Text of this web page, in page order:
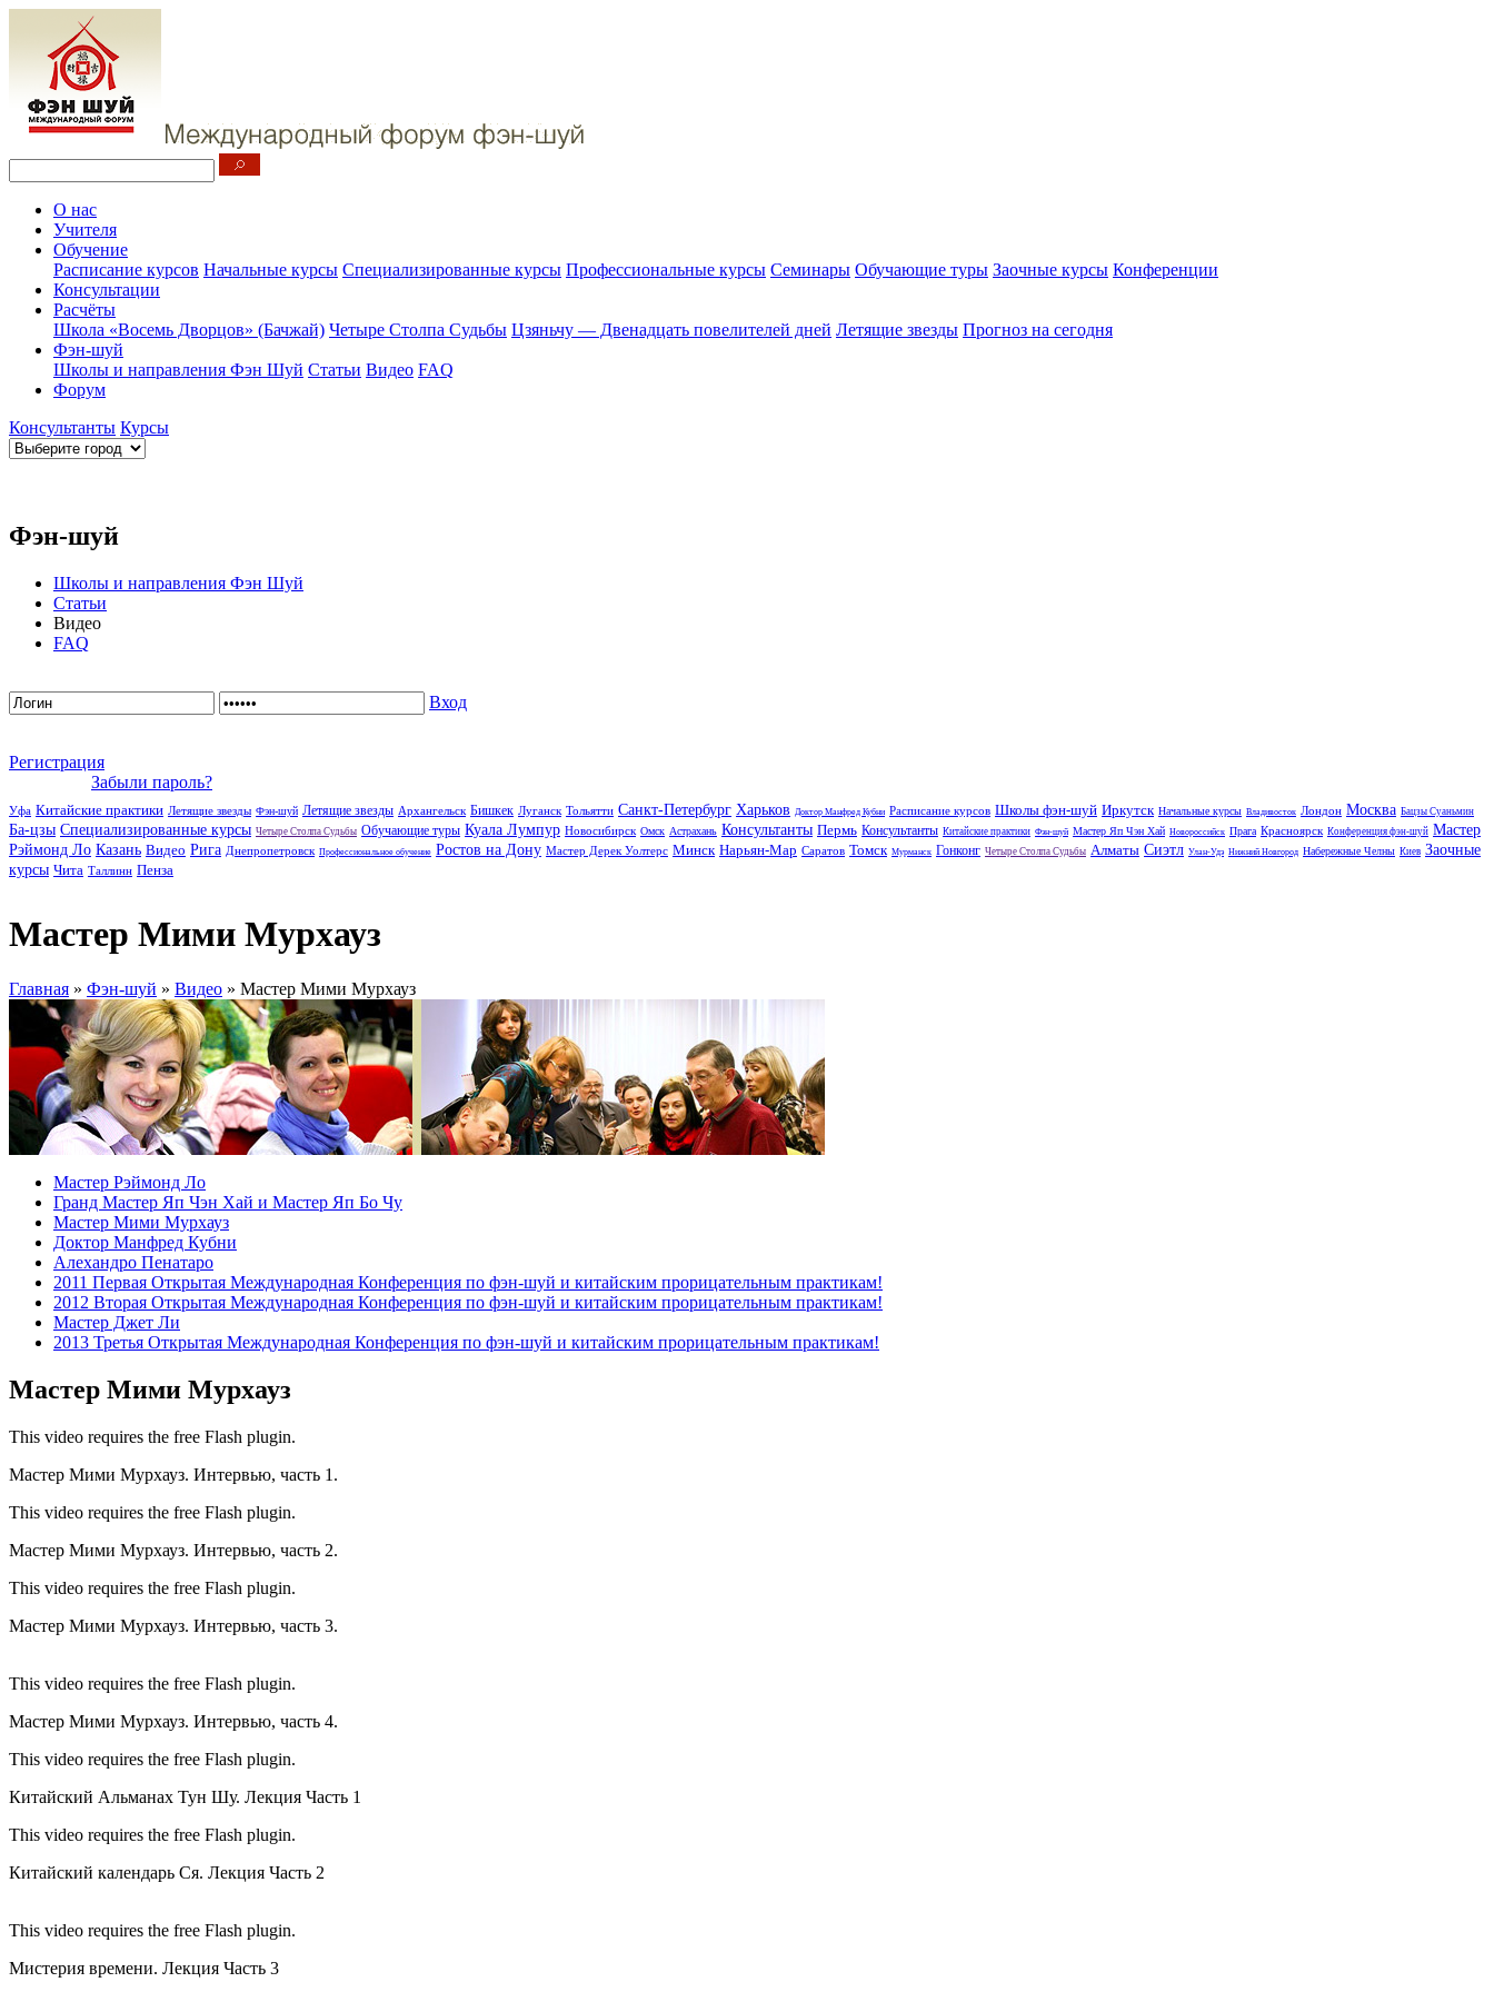
О нас
Учителя
Обучение
Расписание курсов Начальные курсы Специализированные курсы Профессиональные курсы Семинары Обучающие туры Заочные курсы Конференции
Консультации
Расчёты
Школа «Восемь Дворцов» (Бачжай) Четыре Столпа Судьбы Цзяньчу — Двенадцать повелителей дней Летящие звезды Прогноз на сегодня
Фэн-шуй
Школы и направления Фэн Шуй Статьи Видео FAQ
Форум
Консультанты Курсы
Фэн-шуй
Школы и направления Фэн Шуй
Статьи
Видео
FAQ
Вход
Регистрация
Забыли пароль?
Уфа Китайские практики Летящие звезды Фэн-шуй Летящие звезды Архангельск Бишкек Луганск Тольятти Санкт-Петербург Харьков Доктор Манфред Кубни Расписание курсов Школы фэн-шуй Иркутск Начальные курсы Владивосток Лондон Москва Бацзы Суаньмин
Ба-цзы Специализированные курсы Четыре Столпа Судьбы Обучающие туры Куала Лумпур Новосибирск Омск Астрахань Консультанты Пермь Консультанты Китайские практики Фэн-шуй Мастер Яп Чэн Хай Новороссийск Прага Красноярск Конференция фэн-шуй Мастер
Рэймонд Ло Казань Видео Рига Днепропетровск Профессиональное обучение Ростов на Дону Мастер Дерек Уолтерс Минск Нарьян-Мар Саратов Томск Мурманск Гонконг Четыре Столпа Судьбы Алматы Сиэтл Улан-Удэ Нижний Новгород Набережные Челны Киев Заочные
курсы Чита Таллинн Пенза
Мастер Мими Мурхауз
Главная » Фэн-шуй » Видео » Мастер Мими Мурхауз
Мастер Рэймонд Ло
Гранд Мастер Яп Чэн Хай и Мастер Яп Бо Чу
Мастер Мими Мурхауз
Доктор Манфред Кубни
Алехандро Пенатаро
2011 Первая Открытая Международная Конференция по фэн-шуй и китайским прорицательным практикам!
2012 Вторая Открытая Международная Конференция по фэн-шуй и китайским прорицательным практикам!
Мастер Джет Ли
2013 Третья Открытая Международная Конференция по фэн-шуй и китайским прорицательным практикам!
Мастер Мими Мурхауз
This video requires the free Flash plugin.
Мастер Мими Мурхауз. Интервью, часть 1.
This video requires the free Flash plugin.
Мастер Мими Мурхауз. Интервью, часть 2.
This video requires the free Flash plugin.
Мастер Мими Мурхауз. Интервью, часть 3.
This video requires the free Flash plugin.
Мастер Мими Мурхауз. Интервью, часть 4.
This video requires the free Flash plugin.
Китайский Альманах Тун Шу. Лекция Часть 1
This video requires the free Flash plugin.
Китайский календарь Ся. Лекция Часть 2
This video requires the free Flash plugin.
Мистерия времени. Лекция Часть 3